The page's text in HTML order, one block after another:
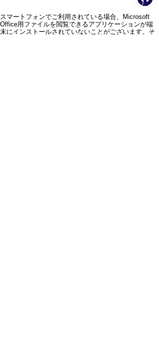
スマートフォンでご利用されている場合、Microsoft
Office用ファイルを閲覧できるアプリケーションが端
末にインストールされていないことがございます。そ